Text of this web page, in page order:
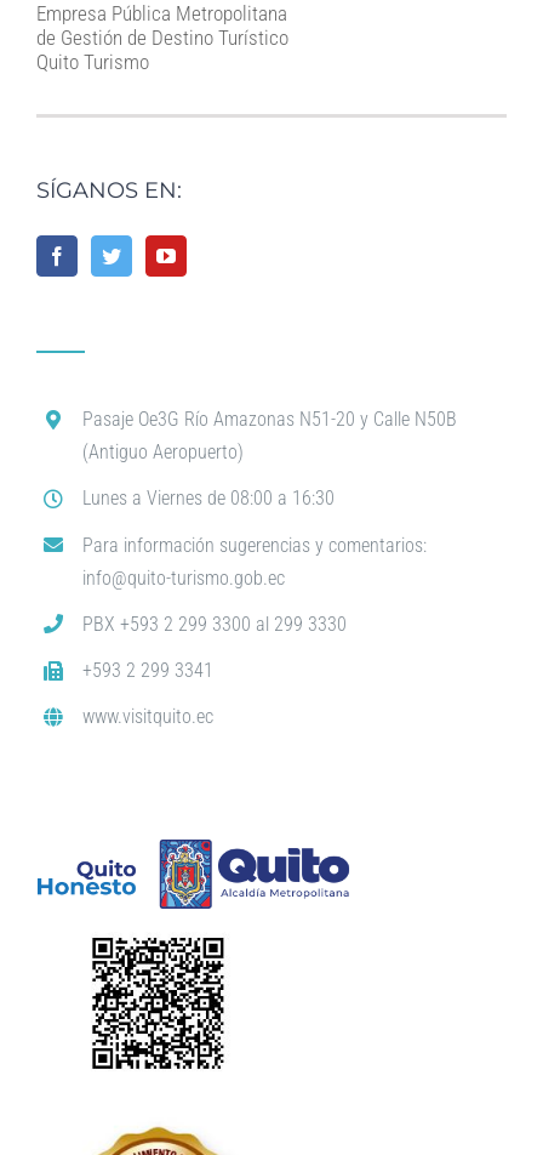
Empresa Pública Metropolitana
de Gestión de Destino Turístico
Quito Turismo
SÍGANOS EN:
Pasaje Oe3G Río Amazonas N51-20 y Calle N50B
(Antiguo Aeropuerto)
Lunes a Viernes de 08:00 a 16:30
Para información sugerencias y comentarios:
info@quito-turismo.gob.ec
PBX +593 2 299 3300 al 299 3330
+593 2 299 3341
www.visitquito.ec